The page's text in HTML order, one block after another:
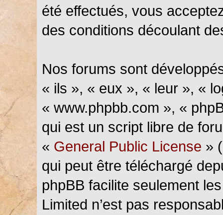
été effectués, vous
des conditions découlant
Nos forums sont
« ils », « eux », « leur », «
« www.phpbb.com », «
qui est un script libre de
« General Public License »
qui peut être téléchargé
phpBB facilite seulement
Limited n’est pas